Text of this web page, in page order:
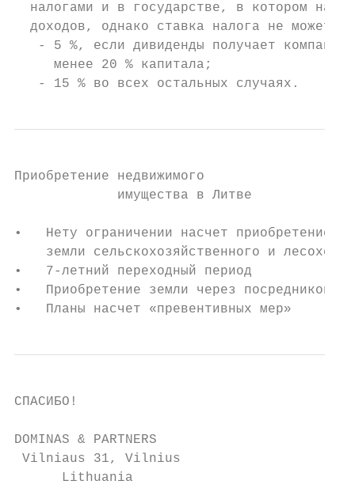
налогами и в государстве, в котором
доходов, однако ставка налога не может
- 5 %, если дивиденды получает
     менее 20 % капитала;
   - 15 % во всех остальных случаях.
Приобретение недвижимого
             имущества в Литве
•   Нету ограничении насчет приобретение
земли сельскохозяйственного и
•   7-летний переходный период
•   Приобретение земли через посредников
•   Планы насчет «превентивных мер»
СПАСИБО!
DOMINAS & PARTNERS
Vilniaus 31, Vilnius
      Lithuania